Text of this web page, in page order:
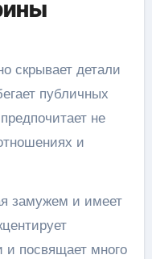
скрывает детали
публичных
не
и
замужем и имеет
и посвящает много